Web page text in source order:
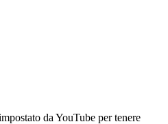
da YouTube per tenere